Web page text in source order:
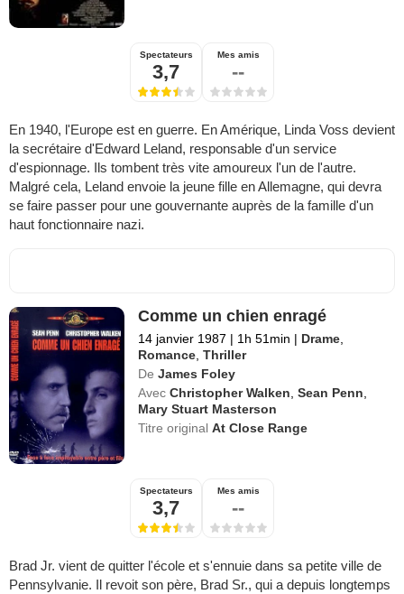
Spectateurs
3,7
Mes amis
--
En 1940, l'Europe est en guerre. En Amérique, Linda Voss devient
la secrétaire d'Edward Leland, responsable d'un service
d'espionnage. Ils tombent très vite amoureux l'un de l'autre.
Malgré cela, Leland envoie la jeune fille en Allemagne, qui devra
se faire passer pour une gouvernante auprès de la famille d'un
haut fonctionnaire nazi.
Comme un chien enragé
14 janvier 1987 | 1h 51min | Drame
Romance ,Thriller
De James Foley
Avec Christopher Walken ,Sean Penn
Mary Stuart Masterson
Titre originalAt Close Range
Spectateurs
3,7
Mes amis
--
Brad Jr. vient de quitter l'école et s'ennuie dans sa petite ville de
Pennsylvanie. Il revoit son père, Brad Sr., qui a depuis longtemps